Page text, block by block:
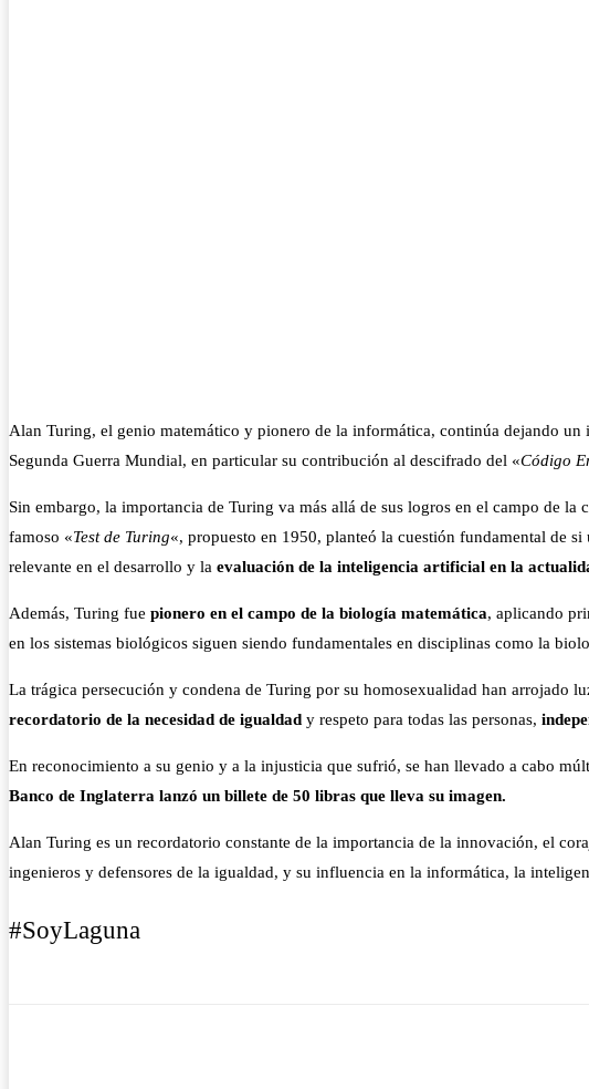
Alan Turing, el genio matemático y pionero de la informática, continúa dejando
Segunda Guerra Mundial, en particular su contribución al descifrado del «Código
Sin embargo, la importancia de Turing va más allá de sus logros en el campo de la
famoso «Test de Turing«, propuesto en 1950, planteó la cuestión fundamental de
relevante en el desarrollo y la evaluación de la inteligencia artificial en la
Además, Turing fue pionero en el campo de la biología matemática, aplicando
en los sistemas biológicos siguen siendo fundamentales en disciplinas como la
La trágica persecución y condena de Turing por su homosexualidad han arrojado
recordatorio de la necesidad de igualdad y respeto para todas las personas,
En reconocimiento a su genio y a la injusticia que sufrió, se han llevado a cabo
Banco de Inglaterra lanzó un billete de 50 libras que lleva su imagen.
Alan Turing es un recordatorio constante de la importancia de la innovación, el
ingenieros y defensores de la igualdad, y su influencia en la informática, la
#SoyLaguna